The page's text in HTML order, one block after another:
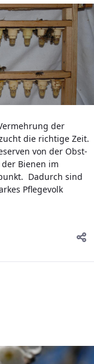
der
die richtige Zeit.
von der Obst-
Bienen im
Dadurch sind
Pflegevolk